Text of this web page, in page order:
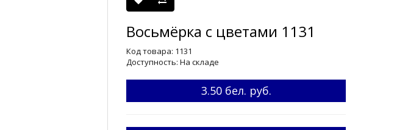
Восьмёрка с цветами 1131
Код товара: 1131
Доступность: На складе
3.50 бел. руб.